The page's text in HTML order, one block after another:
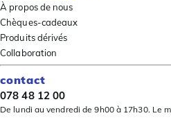
À propos de nous
Chèques-cadeaux
Produits dérivés
Collaboration
contact
078 48 12 00
De lundi au vendredi de 9h00 à 17h30. Le